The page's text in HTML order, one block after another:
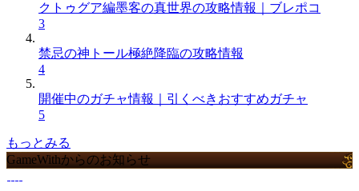
クトゥグア編墨客の真世界の攻略情報｜ブレポコ
3
禁忌の神トール極絶降臨の攻略情報
4
開催中のガチャ情報｜引くべきおすすめガチャ
5
もっとみる
GameWithからのお知らせ